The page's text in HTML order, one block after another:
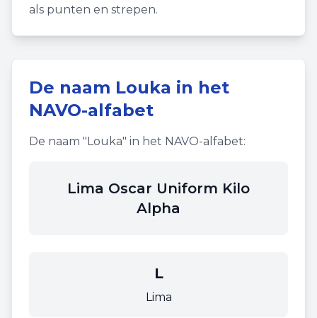
als punten en strepen.
De naam Louka in het
NAVO-alfabet
De naam "Louka" in het NAVO-alfabet:
Lima Oscar Uniform Kilo
Alpha
L
Lima